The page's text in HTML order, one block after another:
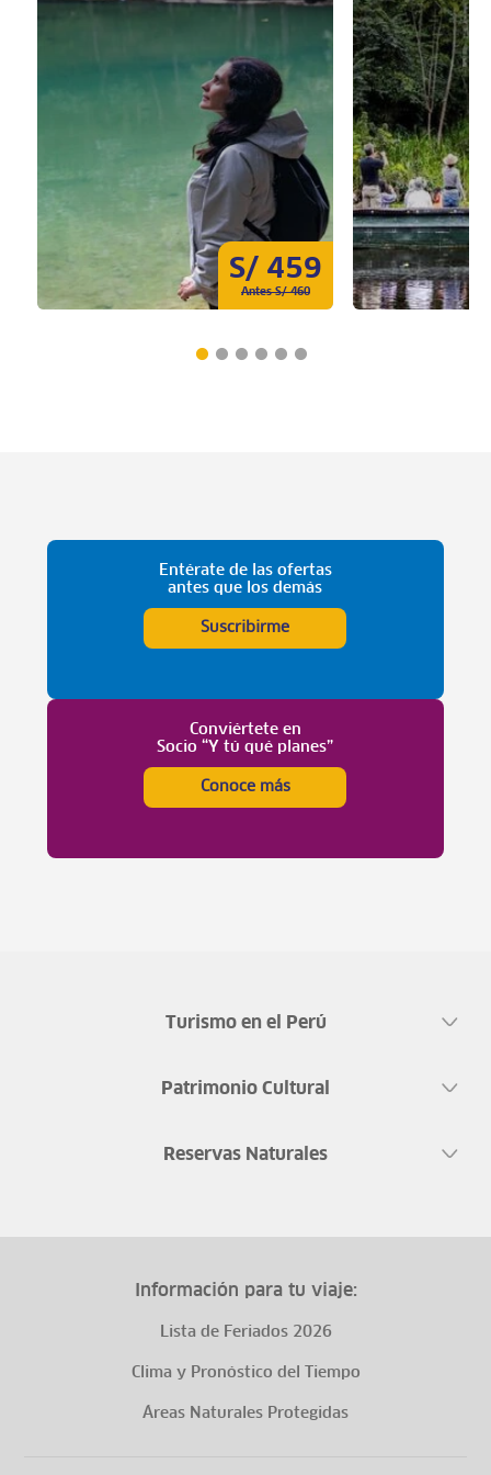
S/ 459
Antes S/ 460
Entérate de las ofertas
antes que los demás
Suscribirme
Conviértete en
Socio “Y tú qué planes”
Conoce más
Turismo en el Perú
Patrimonio Cultural
Reservas Naturales
Información para tu viaje:
Lista de Feriados 2026
Clima y Pronóstico del Tiempo
Áreas Naturales Protegidas